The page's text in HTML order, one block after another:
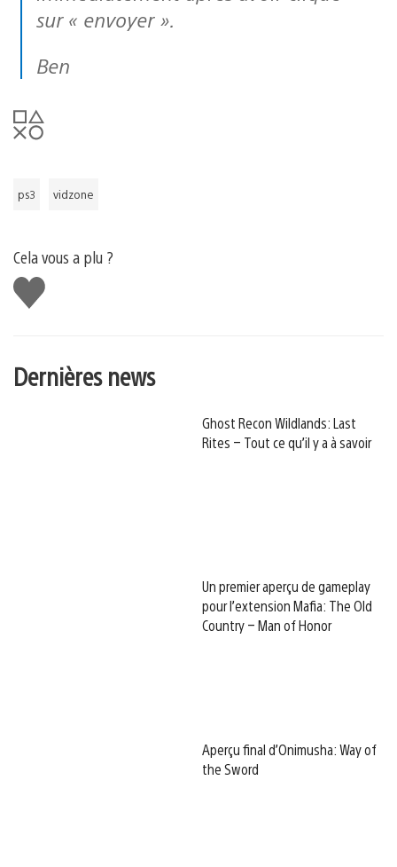
sur « envoyer ».
Ben
ps3 vidzone
Cela vous a plu ?
J'aime
Dernières news
Ghost Recon Wildlands: Last
Rites – Tout ce qu’il y a à savoir
Un premier aperçu de gameplay
pour l’extension Mafia: The Old
Country – Man of Honor
Aperçu final d’Onimusha: Way of
the Sword